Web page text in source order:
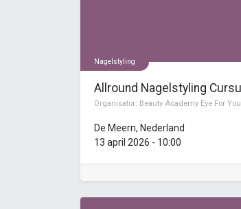
Nagelstyling
Organisator: Beauty Academy Eye For You
De Meern, Nederland
13 april 2026 - 10:00